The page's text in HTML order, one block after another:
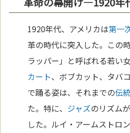
1920年代、アメリカは第一
革の時代に突入した。この
ラッパー」と呼ばれる若い
カート、ボブカット、タバ
で踊る姿は、それまでの伝統
た。特に、 ジャズのリズム
した。ルイ・アームストロ